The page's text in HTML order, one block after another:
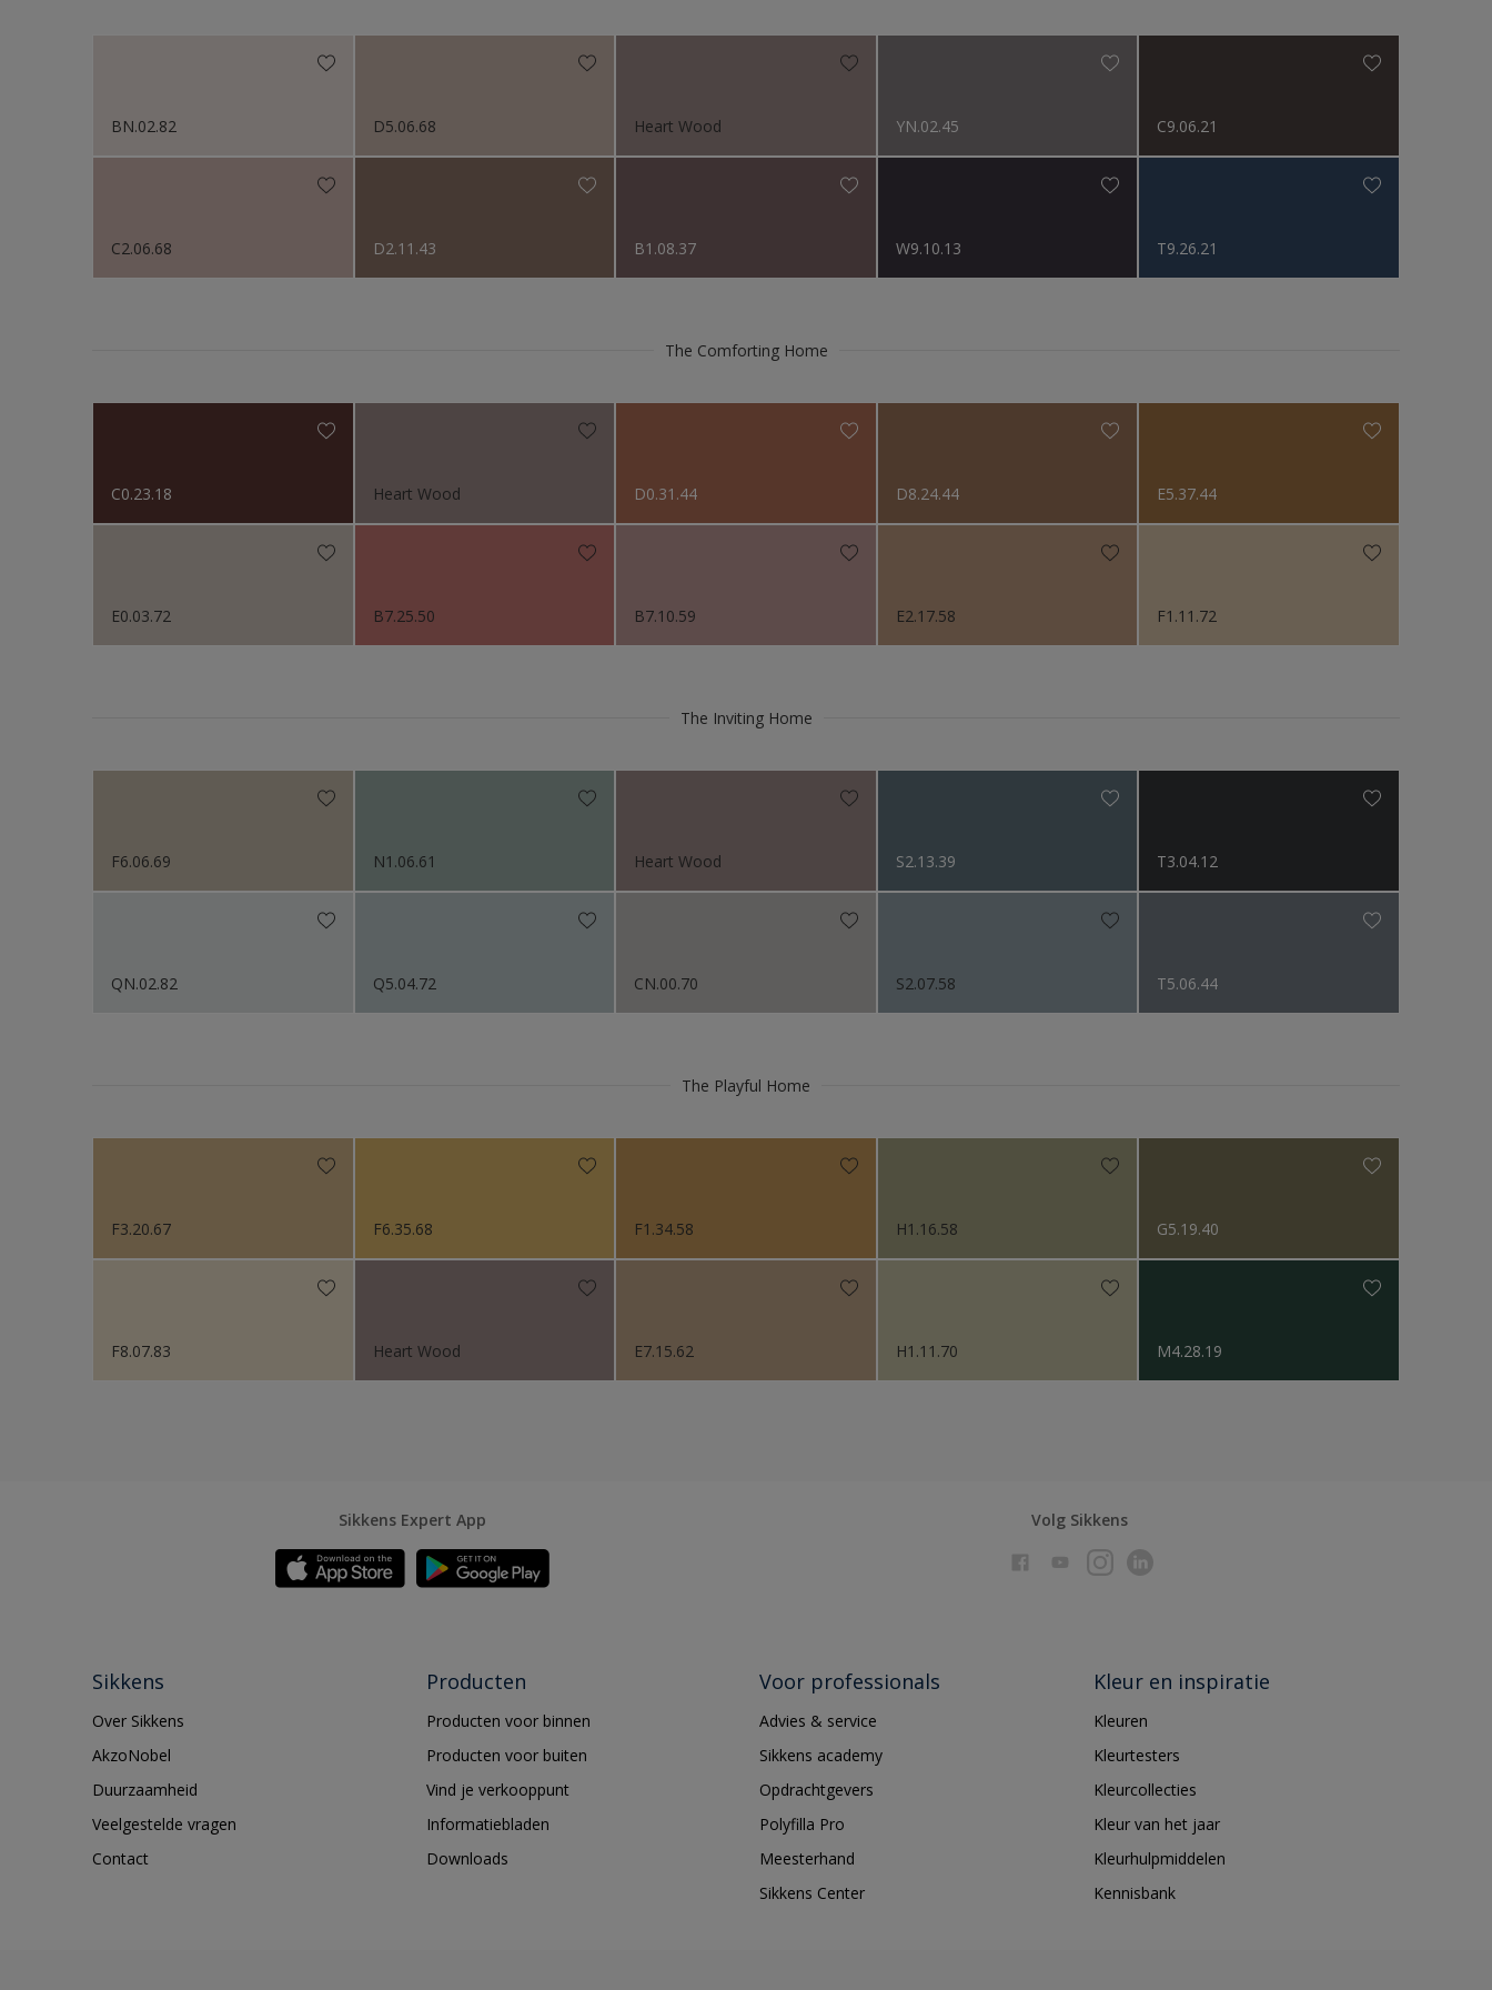
Colour Futures 2020
Sikkens Colour Futures 2018
BN.02.82 D5.06.68 Heart Wood YN.02.45 C9.06.21
C2.06.68 D2.11.43 B1.08.37 W9.10.13 T9.26.21
The Comforting Home
C0.23.18 Heart Wood D0.31.44 D8.24.44 E5.37.44
E0.03.72 B7.25.50 B7.10.59 E2.17.58 F1.11.72
The Inviting Home
F6.06.69 N1.06.61 Heart Wood S2.13.39 T3.04.12
QN.02.82 Q5.04.72 CN.00.70 S2.07.58 T5.06.44
The Playful Home
F3.20.67 F6.35.68 F1.34.58 H1.16.58 G5.19.40
F8.07.83 Heart Wood E7.15.62 H1.11.70 M4.28.19
Sikkens Expert App Volg Sikkens
Sikkens
Over Sikkens
AkzoNobel
Duurzaamheid
Veelgestelde vragen
Contact
Producten
Producten voor binnen
Producten voor buiten
Vind je verkooppunt
Informatiebladen
Downloads
Voor professionals
Advies & service
Sikkens academy
Opdrachtgevers
Polyfilla Pro
Meesterhand
Sikkens Center
Kleur en inspiratie
Kleuren
Kleurtesters
Kleurcollecties
Kleur van het jaar
Kleurhulpmiddelen
Kennisbank